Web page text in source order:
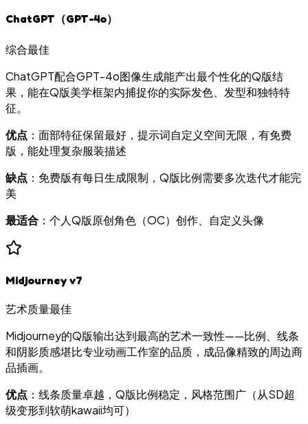
ChatGPT（GPT-4o）
综合最佳
ChatGPT配合GPT-4o图像生成能产出最个性化的Q版结
果，能在Q版美学框架内捕捉你的实际发色、发型和独特特
征。
优点 ：面部特征保留最好，提示词自定义空间无限，有免费
版，能处理复杂服装描述
缺点 ：免费版有每日生成限制，Q版比例需要多次迭代才能完
美
最适合 ：个人Q版原创角色（OC）创作、自定义头像
Midjourney v7
艺术质量最佳
Midjourney的Q版输出达到最高的艺术一致性——比例、线条
和阴影质感堪比专业动画工作室的品质，成品像精致的周边商
品插画。
优点 ：线条质量卓越，Q版比例稳定，风格范围广（从SD超
级变形到软萌kawaii均可）